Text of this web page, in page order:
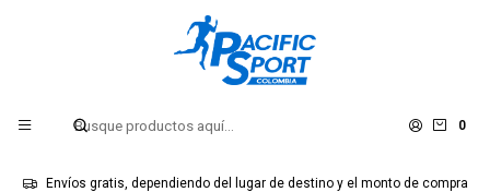
0
Envíos gratis, dependiendo del lugar de destino y el monto de compra